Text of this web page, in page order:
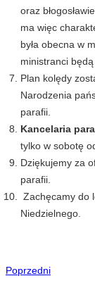
oraz
ma więc
była obecna w
ministranci będą
Plan kolędy
Narodzenia
parafii.
Kancelaria
tylko w sobotę
Dziękujemy za
parafii.
Zachęcamy do
Niedzielnego.
Poprzedni